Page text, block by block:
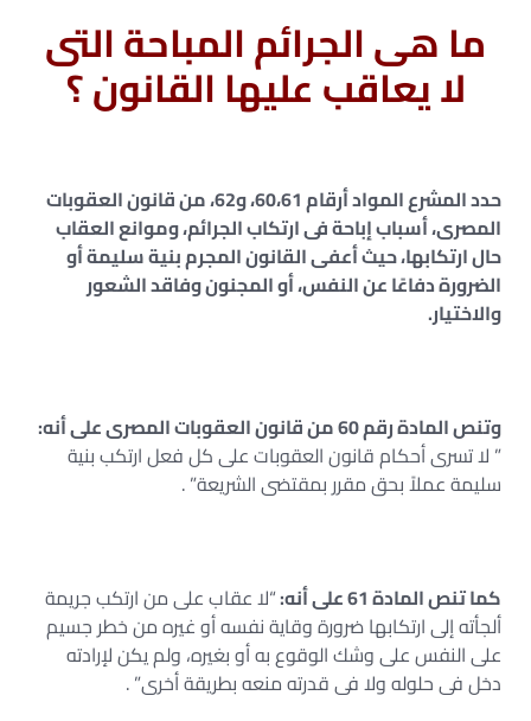
ما هى الجرائم المباحة التى
لا يعاقب عليها القانون ؟
حدد المشرع المواد أرقام 60،61، و62، من قانون العقوبات
المصرى، أسباب إباحة فى ارتكاب الجرائم، وموانع العقاب
حال ارتكابها، حيث أعفى القانون المجرم بنية سليمة أو
الضرورة دفاعًا عن النفس، أو المجنون وفاقد الشعور
والاختيار.
وتنص المادة رقم 60 من قانون العقوبات المصرى على أنه:
” لا تسرى أحكام قانون العقوبات على كل فعل ارتكب بنية
سليمة عملاً بحق مقرر بمقتضى الشريعة” .
كما تنص المادة 61 على أنه:
“لا عقاب على من ارتكب جريمة
ألجأته إلى ارتكابها ضرورة وقاية نفسه أو غيره من خطر جسيم
على النفس على وشك الوقوع به أو بغيره، ولم يكن لإرادته
دخل فى حلوله ولا فى قدرته منعه بطريقة أخرى” .